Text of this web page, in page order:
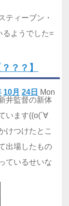
ティーブン・
るようでした=
？？】
10月 24日 Mon
井監督の新体
います((o(´∀
けつけたとこ
出場したもの
ているせいな